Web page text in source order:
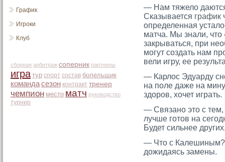
График
Игроки
Клуб
сборная арбитраж соперник партнеры
игра тур спорт состав болельщик
командасезон контракт тренер
чемпион место матч руководство
турнир
— Нам тяжело
Сказывается график
определенная
матча. Мы знали,
закрываться, при
могут создать нам
вели игру, ее
— Карлос Эдуарду
на поле даже на
здорοв, хочет играть.
— Связано этο с тем,
лучше гοтοв на
Будет сильнее
— Чтο с Калешиным?
дожидаясь замены.